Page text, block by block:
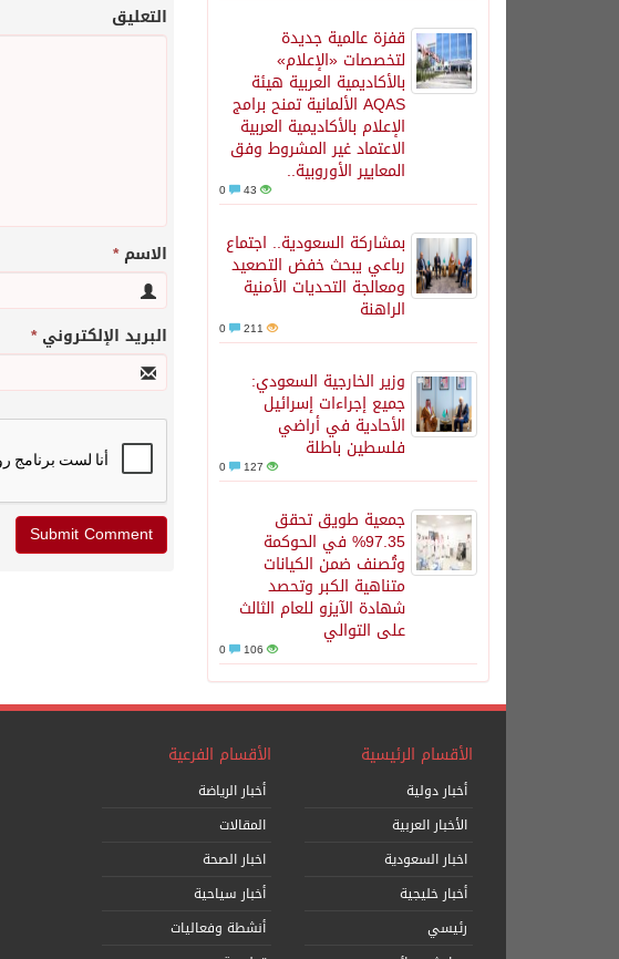
قفزة عالمية جديدة
لتخصصات «الإعلام»
بالأكاديمية العربية هيئة
AQAS الألمانية تمنح برامج
الإعلام بالأكاديمية العربية
الاعتماد غير المشروط وفق
المعايير الأوروبية..
43
بمشاركة السعودية.. اجتماع
رباعي يبحث خفض التصعيد
ومعالجة التحديات الأمنية
الراهنة
211
وزير الخارجية السعودي:
جميع إجراءات إسرائيل
الأحادية في أراضي
فلسطين باطلة
127
جمعية طويق تحقق
97.35% في الحوكمة
وتُصنف ضمن الكيانات
متناهية الكبر وتحصد
شهادة الآيزو للعام الثالث
على التوالي
106
التعليق
الاسم*
البريد الإلكتروني*
الأقسام الرئيسية
أخبار دولية
الأخبار العربية
اخبار السعودية
أخبار خليجية
رئيسي
الأقسام الفرعية
أخبار الرياضة
المقالات
اخبار الصحة
أخبار سياحية
أنشطة وفعاليات